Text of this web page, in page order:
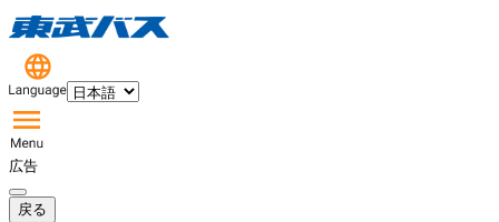
広告
戻る